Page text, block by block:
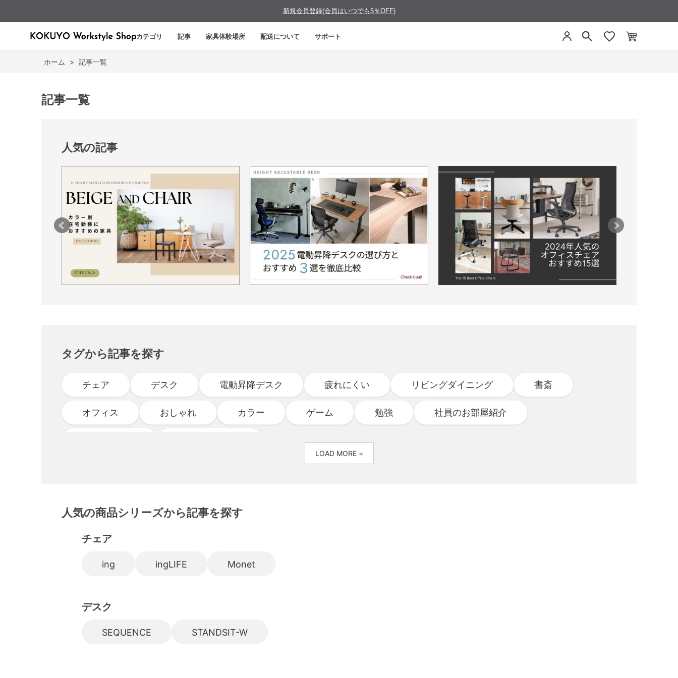
新規会員登録(会員はいつでも5％OFF)
カテゴリ 記事 家具体験場所 配送について サポート
ホーム > 記事一覧
記事一覧
人気の記事
タグから記事を探す
チェア デスク 電動昇降デスク 疲れにくい リビングダイニング 書斎
オフィス おしゃれ カラー ゲーム 勉強 社員のお部屋紹介
LOAD MORE +
人気の商品シリーズから記事を探す
チェア
ing ingLIFE Monet
デスク
SEQUENCE STANDSIT-W